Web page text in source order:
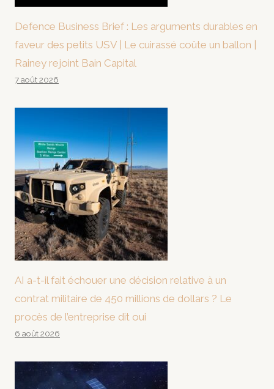
Defence Business Brief : Les arguments durables en
faveur des petits USV | Le cuirassé coûte un ballon |
Rainey rejoint Bain Capital
7 août 2026
AI a-t-il fait échouer une décision relative à un
contrat militaire de 450 millions de dollars ? Le
procès de l’entreprise dit oui
6 août 2026